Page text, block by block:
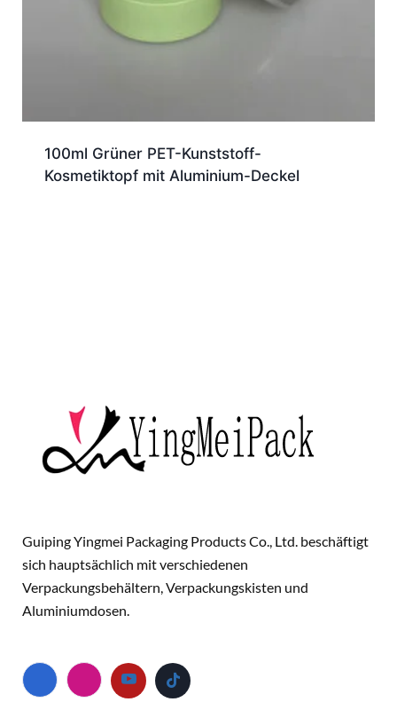
100ml Grüner PET-Kunststoff-
Kosmetiktopf mit Aluminium-Deckel
Guiping Yingmei Packaging Products Co., Ltd. beschäftigt
sich hauptsächlich mit verschiedenen
Verpackungsbehältern, Verpackungskisten und
Aluminiumdosen.